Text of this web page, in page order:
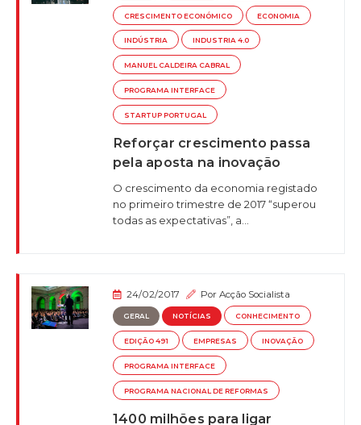
CRESCIMENTO ECONÓMICO ECONOMIA
INDÚSTRIA INDUSTRIA 4.0
MANUEL CALDEIRA CABRAL
PROGRAMA INTERFACE
STARTUP PORTUGAL
Reforçar crescimento passa
pela aposta na inovação
O crescimento da economia registado
no primeiro trimestre de 2017 “superou
todas as expectativas”, a...
24/02/2017 PorAcção Socialista
GERAL NOTÍCIAS CONHECIMENTO
EDIÇÃO 491 EMPRESAS INOVAÇÃO
PROGRAMA INTERFACE
PROGRAMA NACIONAL DE REFORMAS
1400 milhões para ligar